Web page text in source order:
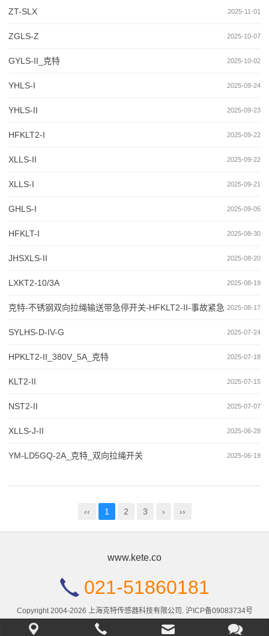
2025-11-01
ZT-SLX
2025-10-07
ZGLS-Z
2025-10-02
GYLS-II_克特
2025-09-24
YHLS-I
2025-09-23
YHLS-II
2025-09-22
HFKLT2-I
2025-09-22
XLLS-II
2025-09-21
XLLS-I
2025-09-05
GHLS-I
2025-08-30
HFKLT-I
2025-08-20
JHSXLS-II
2025-08-19
LXKT2-10/3A
2025-08-17
克特-不锈钢双向拉绳输送带急停开关-HFKLT2-II-事故紧急
开关 2025-07-24
SYLHS-D-IV-G
2025-07-18
HPKLT2-II_380V_5A_克特
2025-07-15
KLT2-II
2025-07-07
NST2-II
2025-06-28
XLLS-J-II
2025-06-19
YM-LD5GQ-2A_克特_双向拉绳开关
‹‹ 1 2 3 › ››
www.kete.co
021-51860181
Copyright 2004-2026 上海克特传感器科技有限公司. 沪ICP备09083734号